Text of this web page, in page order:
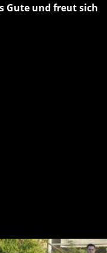
Gute und freut sich